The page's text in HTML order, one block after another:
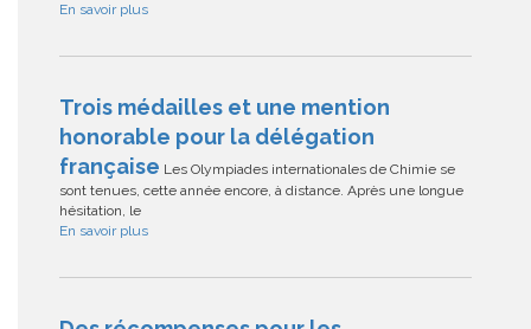
En savoir plus
Trois médailles et une mention
honorable pour la délégation
française Les Olympiades internationales de Chimie se
sont tenues, cette année encore, à distance. Après une longue
hésitation, le
En savoir plus